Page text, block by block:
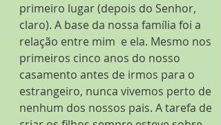
primeiro lugar (depois do Senhor,
claro). A base da nossa família foi a
relação entre mim  e ela. Mesmo nos
primeiros cinco anos do nosso
casamento antes de irmos para o
estrangeiro, nunca vivemos perto de
nenhum dos nossos pais. A tarefa de